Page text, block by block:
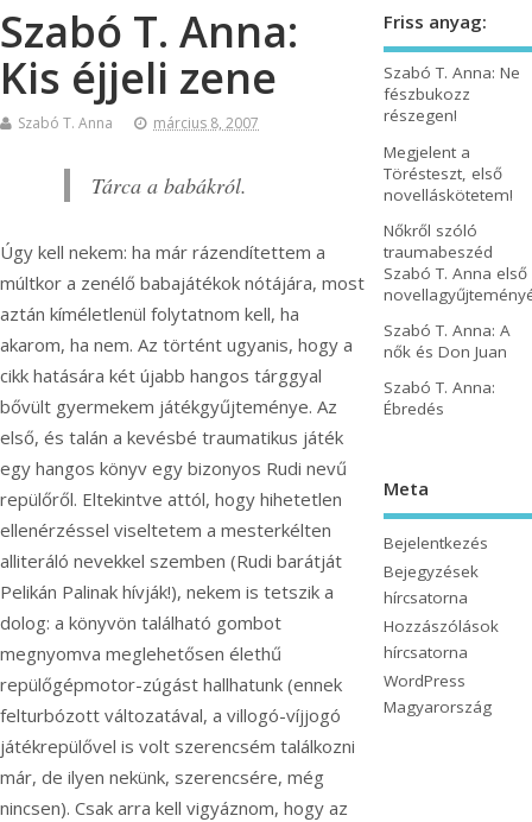
Szabó T. Anna:
Kis éjjeli zene
Szabó T. Anna március 8, 2007
Tárca a babákról.
Úgy kell nekem: ha már rázendítettem a
múltkor a zenélő babajátékok nótájára, most
aztán kíméletlenül folytatnom kell, ha
akarom, ha nem. Az történt ugyanis, hogy a
cikk hatására két újabb hangos tárggyal
bővült gyermekem játékgyűjteménye. Az
első, és talán a kevésbé traumatikus játék
egy hangos könyv egy bizonyos Rudi nevű
repülőről. Eltekintve attól, hogy hihetetlen
ellenérzéssel viseltetem a mesterkélten
alliteráló nevekkel szemben (Rudi barátját
Pelikán Palinak hívják!), nekem is tetszik a
dolog: a könyvön található gombot
megnyomva meglehetősen élethű
repülőgépmotor-zúgást hallhatunk (ennek
felturbózott változatával, a villogó-víjjogó
játékrepülővel is volt szerencsém találkozni
már, de ilyen nekünk, szerencsére, még
nincsen). Csak arra kell vigyáznom, hogy az
Friss anyag:
Szabó T. Anna: Ne
fészbukozz
részegen!
Megjelent a
Törésteszt, első
novelláskötetem!
Nőkről szóló
traumabeszéd
Szabó T. Anna első
Szabó T. Anna: A
nők és Don Juan
Szabó T. Anna:
Ébredés
Meta
Bejelentkezés
Bejegyzések
hírcsatorna
Hozzászólások
hírcsatorna
WordPress
Magyarország